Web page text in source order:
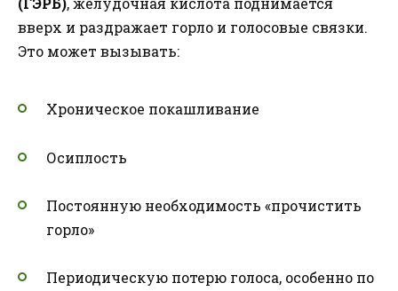
вверх и раздражает горло и голосовые связки.
Это может вызывать:
Хроническое покашливание
Осиплость
Постоянную необходимость «прочистить
горло»
Периодическую потерю голоса, особенно по